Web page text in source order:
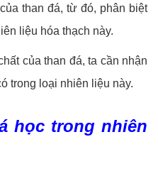
than đá, từ đó, phân biệt
liệu hóa thạch này.
của than đá, ta cần nhận
trong loại nhiên liệu này.
học trong nhiên